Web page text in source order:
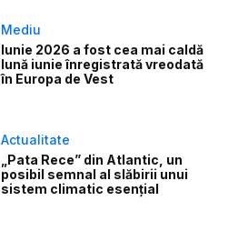
Mediu
Iunie 2026 a fost cea mai caldă
lună iunie înregistrată vreodată
în Europa de Vest
Actualitate
„Pata Rece” din Atlantic, un
posibil semnal al slăbirii unui
sistem climatic esențial